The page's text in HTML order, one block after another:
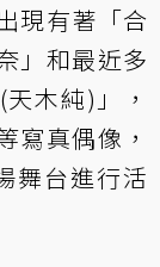
現有著「合
」和最近多
木純)」，
寫真偶像，
舞台進行活